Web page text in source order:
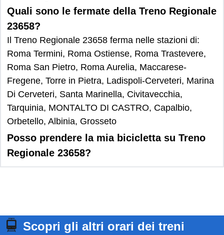
Quali sono le fermate della Treno Regionale
23658?
Il Treno Regionale 23658 ferma nelle stazioni di:
Roma Termini, Roma Ostiense, Roma Trastevere,
Roma San Pietro, Roma Aurelia, Maccarese-
Fregene, Torre in Pietra, Ladispoli-Cerveteri, Marina
Di Cerveteri, Santa Marinella, Civitavecchia,
Tarquinia, MONTALTO DI CASTRO, Capalbio,
Orbetello, Albinia, Grosseto
Posso prendere la mia bicicletta su Treno
Regionale 23658?
Scopri gli altri orari dei treni